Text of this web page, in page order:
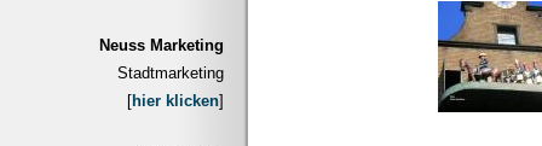
Neuss Marketing
Stadtmarketing
[hier klicken]